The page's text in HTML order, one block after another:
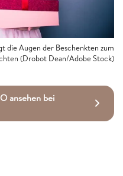
die Augen der Beschenkten zum
(Drobot Dean/Adobe Stock)
ansehen bei